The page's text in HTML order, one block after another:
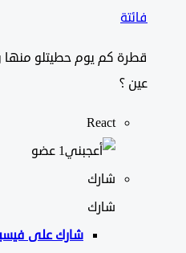
قطرة كم يوم حطيتلو منها وكم
React
‫1 عضو
شارك
شارك علىفيسبوك